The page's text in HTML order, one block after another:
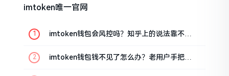
imtoken唯一官网
imtoken钱包会风控吗？知乎上的说法靠不靠
imtoken钱包钱不见了怎么办？老用户手把手